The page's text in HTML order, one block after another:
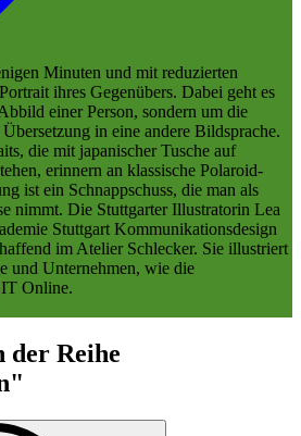
Minuten und mit reduzierten
ihres Gegenübers. Dabei geht es
einer Person, sondern um die
in eine andere Bildsprache.
die mit japanischer Tusche auf
erinnern an klassische Polaroid-
ist ein Schnappschuss, die man als
nimmt. Die Stuttgarter Illustratorin Lea
Stuttgart Kommunikationsdesign
im Atelier Schlecker. Sie illustriert
und Unternehmen, wie die
Online.
der Reihe